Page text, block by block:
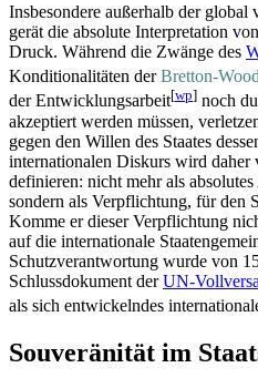
Insbesondere außerhalb der global
gerät die absolute Interpretation
Druck. Während die Zwänge des
Konditionalitäten derBretton-
derEntwicklungsarbeit[wp] noch
akzeptiert werden müssen,
gegen den Willen des Staates
internationalen Diskurs wird daher
definieren: nicht mehr als
sondern als Verpflichtung, für den
Komme er dieser Verpflichtung
auf die internationale
Schutz­verantwortung wurde von
Schlussdokument derUN-
als sich entwickelndes
Souveränität im